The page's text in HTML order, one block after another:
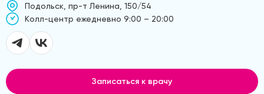
Подольск, пр-т Ленина, 150/54
Kолл-центр ежедневно 9:00 – 20:00
Записаться к врачу